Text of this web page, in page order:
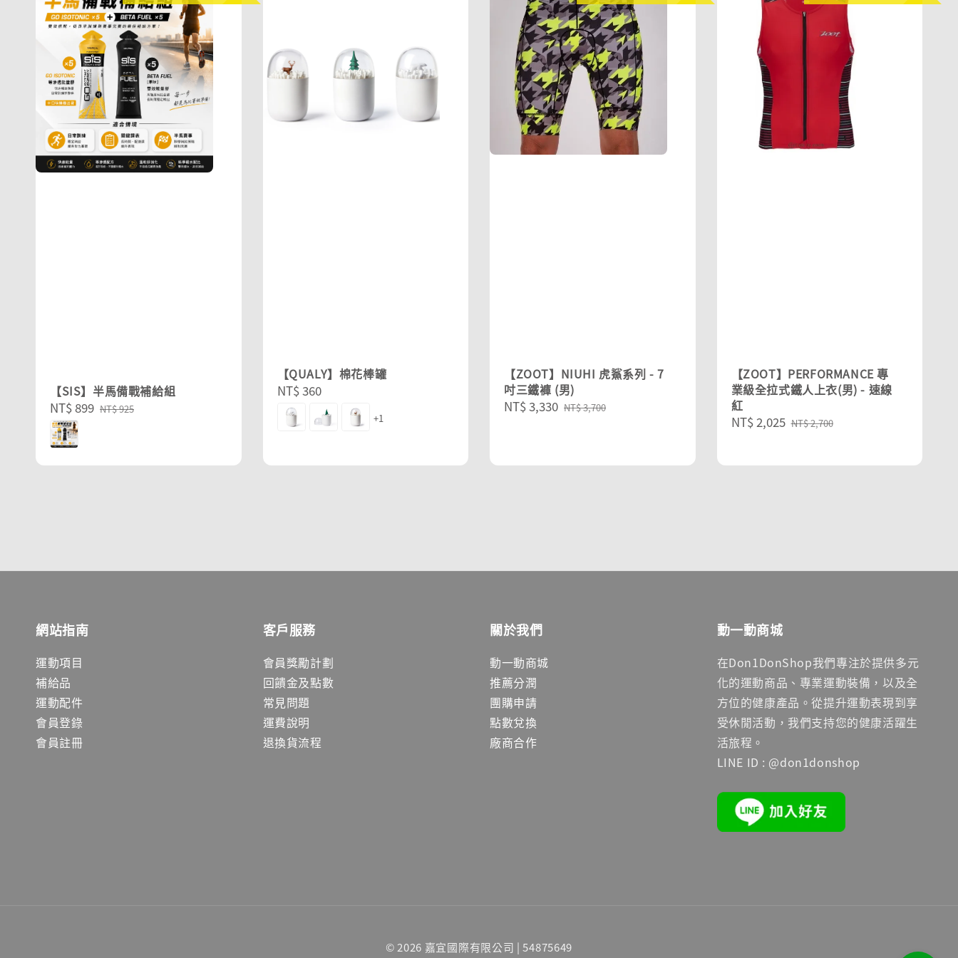
【SIS】半馬備戰補給組
Sale
price
NT$ 899 Regular
NT$ 925
【QUALY】棉花棒罐
Regular
price
NT$ 360
+1
【ZOOT】NIUHI 虎鯊系列 - 7
吋三鐵褲 (男)
Sale
NT$ 3,330 Regular
NT$ 3,700
【ZOOT】PERFORMANCE 專
業級全拉式鐵人上衣(男) - 速線
紅
Sale
NT$ 2,025 Regular
NT$ 2,700
網站指南
運動項目
補給品
運動配件
會員登錄
會員註冊
客戶服務
會員獎勵計劃
回饋金及點數
常見問題
運費說明
退換貨流程
關於我們
動一動商城
推薦分潤
團購申請
點數兌換
廠商合作
動一動商城
在Don1DonShop我們專注於提供多元
化的運動商品、專業運動裝備，以及全
方位的健康產品。從提升運動表現到享
受休閒活動，我們支持您的健康活躍生
活旅程。
LINE ID : @don1donshop
© 2026 嘉宜國際有限公司 | 54875649